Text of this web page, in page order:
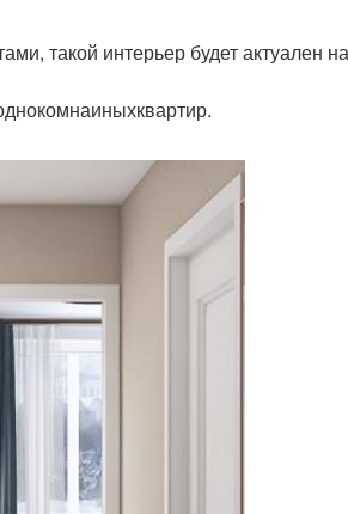
такой интерьер будет актуален